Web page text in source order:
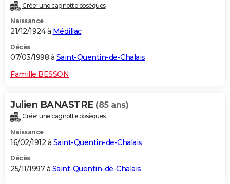
Créer une cagnotte obsèques
Naissance
21/12/1924 à Médillac
Décès
07/03/1998 à Saint-Quentin-de-Chalais
Famille BESSON
Julien BANASTRE (85 ans)
Créer une cagnotte obsèques
Naissance
16/02/1912 à Saint-Quentin-de-Chalais
Décès
25/11/1997 à Saint-Quentin-de-Chalais